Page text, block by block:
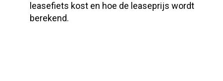
leasefiets kost en hoe de leaseprijs wordt
berekend.